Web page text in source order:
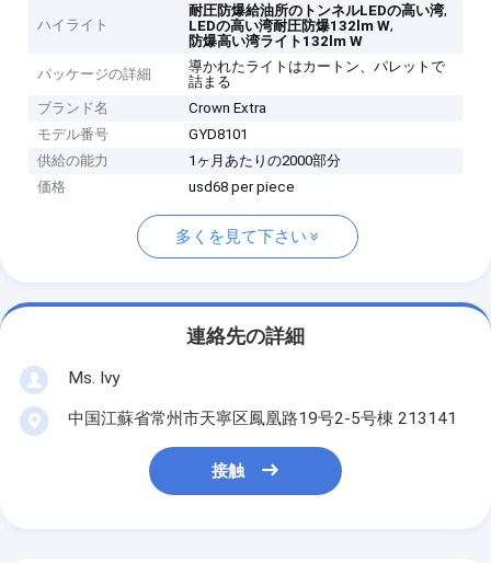
ハイライト
耐圧防爆給油所のトンネルLEDの高い湾,
LEDの高い湾耐圧防爆132lm W,
防爆高い湾ライト132lm W
パッケージの詳細
導かれたライトはカートン、パレットで
詰まる
ブランド名
Crown Extra
モデル番号
GYD8101
供給の能力
1ヶ月あたりの2000部分
価格
usd68 per piece
多くを見て下さい
連絡先の詳細
Ms. Ivy
中国江蘇省常州市天寧区鳳凰路19号2-5号棟 213141
接触